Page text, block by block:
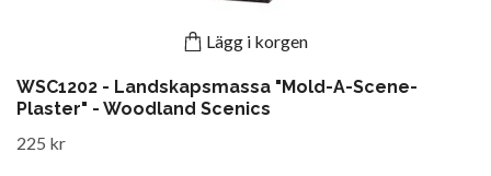
Lägg i korgen
WSC1202 - Landskapsmassa "Mold-A-Scene-
Plaster" - Woodland Scenics
225 kr